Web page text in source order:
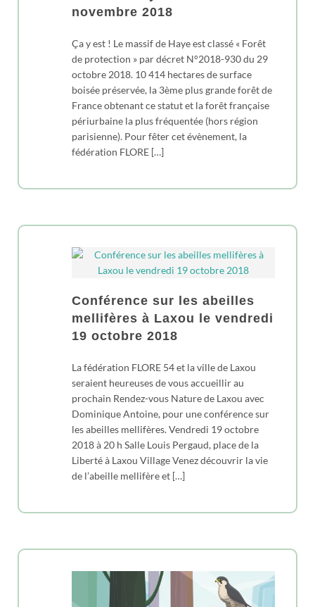
novembre 2018
Ça y est ! Le massif de Haye est classé « Forêt
de protection » par décret N°2018-930 du 29
octobre 2018. 10 414 hectares de surface
boisée préservée, la 3ème plus grande forêt de
France obtenant ce statut et la forêt française
périurbaine la plus fréquentée (hors région
parisienne). Pour fêter cet évènement, la
fédération FLORE […]
Conférence sur les abeilles
mellifères à Laxou le vendredi
19 octobre 2018
La fédération FLORE 54 et la ville de Laxou
seraient heureuses de vous accueillir au
prochain Rendez-vous Nature de Laxou avec
Dominique Antoine, pour une conférence sur
les abeilles mellifères. Vendredi 19 octobre
2018 à 20 h Salle Louis Pergaud, place de la
Liberté à Laxou Village Venez découvrir la vie
de l’abeille mellifère et […]